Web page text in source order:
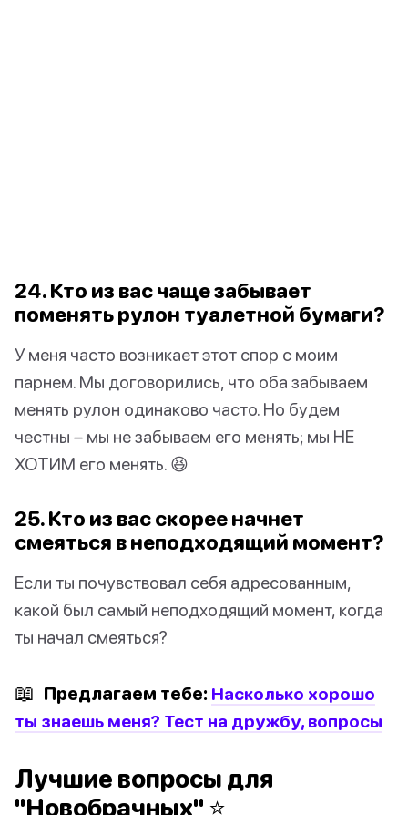
24. Кто из вас чаще забывает
поменять рулон туалетной бумаги?
У меня часто возникает этот спор с моим
парнем. Мы договорились, что оба забываем
менять рулон одинаково часто. Но будем
честны – мы не забываем его менять; мы НЕ
ХОТИМ его менять. 😆
25. Кто из вас скорее начнет
смеяться в неподходящий момент?
Если ты почувствовал себя адресованным,
какой был самый неподходящий момент, когда
ты начал смеяться?
📖 Предлагаем тебе: Насколько хорошо
ты знаешь меня? Тест на дружбу, вопросы
Лучшие вопросы для
"Новобрачных" ⭐️